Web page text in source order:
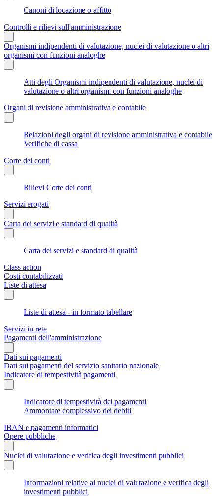
Canoni di locazione o affitto
Controlli e rilievi sull'amministrazione
Organismi indipendenti di valutazione, nuclei di valutazione o altri
organismi con funzioni analoghe
Atti degli Organismi indipendenti di valutazione, nuclei di
valutazione o altri organismi con funzioni analoghe
Organi di revisione amministrativa e contabile
Relazioni degli organi di revisione amministrativa e contabile
Verifiche di cassa
Corte dei conti
Rilievi Corte dei conti
Servizi erogati
Carta dei servizi e standard di qualità
Carta dei servizi e standard di qualità
Class action
Costi contabilizzati
Liste di attesa
Liste di attesa - in formato tabellare
Servizi in rete
Pagamenti dell'amministrazione
Dati sui pagamenti
Dati sui pagamenti del servizio sanitario nazionale
Indicatore di tempestività pagamenti
Indicatore di tempestività dei pagamenti
Ammontare complessivo dei debiti
IBAN e pagamenti informatici
Opere pubbliche
Nuclei di valutazione e verifica degli investimenti pubblici
Informazioni relative ai nuclei di valutazione e verifica degli
investimenti pubblici